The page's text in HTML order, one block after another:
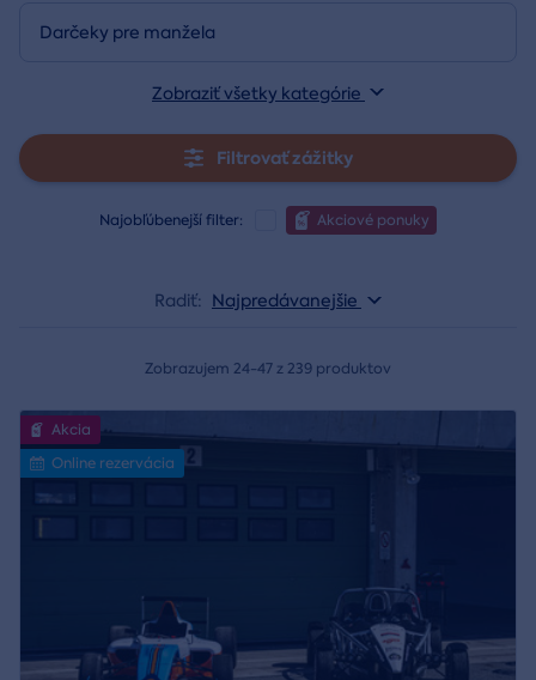
Darčeky pre manžela
Zobraziť všetky kategórie
Filtrovať zážitky
Najobľúbenejší filter: Akciové ponuky
Radiť: Najpredávanejšie
Zobrazujem 24-47 z 239 produktov
Akcia
Online rezervácia